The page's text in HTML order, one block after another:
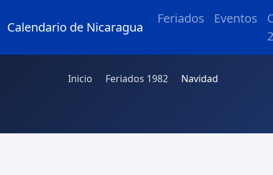
Calendario de Nicaragua
Feriados Eventos
Inicio Feriados 1982 Navidad